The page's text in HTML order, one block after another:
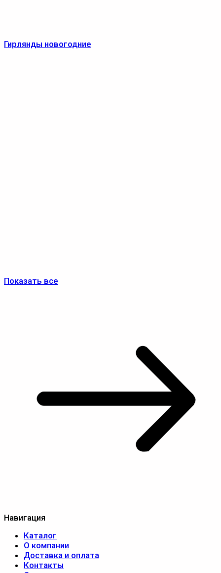
Гирлянды новогодние
Показать все
Навигация
Каталог
О компании
Доставка и оплата
Контакты